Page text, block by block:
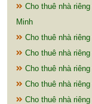
Cho thuê nhà
Minh
Cho thuê nhà
Cho thuê nhà
Cho thuê nhà
Cho thuê nhà
Cho thuê nhà